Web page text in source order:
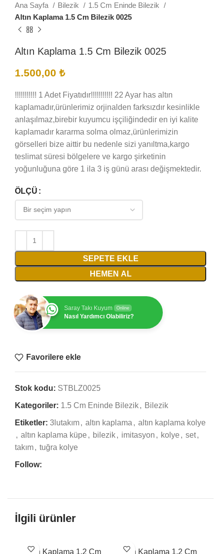
Ana Sayfa Bilezik
1.5 Cm Eninde Bilezik
Altın Kaplama 1.5 Cm Bilezik 0025
Altın Kaplama 1.5 Cm Bilezik 0025
1.500,00 ₺
!!!!!!!!!!! 1 Adet Fiyatıdır!!!!!!!!!!! 22 Ayar has altın
kaplamadır,ürünlerimiz orjinalden farksızdır kesinlikle
anlaşılmaz,birebir kuyumcu işçiliğindedir en iyi kalite
kaplamadır kararma solma olmaz,ürünlerimizin
görselleri bize aittir bu nedenle sizi yanıltma,kargo
teslimat süresi bölgelere ve kargo şirketinin
yoğunluğuna göre 1 ila 3 iş günü arası değişmektedir.
ÖLÇÜ
SEPETE EKLE
HEMEN AL
Saray Takı Kuyum Online
Nasıl Yardımcı Olabiliriz?
Favorilere ekle
Stok kodu: STBLZ0025
Kategoriler: 1.5 Cm Eninde Bilezik, Bilezik
Etiketler: 3lutakım, altın kaplama , altın kaplama kolye
, altın kaplama küpe , bilezik, imitasyon , kolye , set,
takım, tuğra kolye
Follow:
İlgili ürünler
Altın Kaplama 1.2 Cm
Altın Kaplama 1.2 Cm